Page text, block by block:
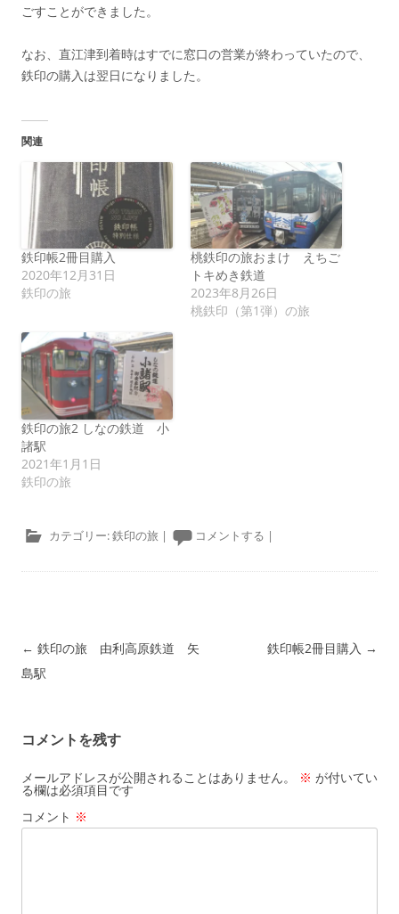
ごすことができました。
なお、直江津到着時はすでに窓口の営業が終わっていたので、
鉄印の購入は翌日になりました。
関連
鉄印帳2冊目購入
2020年12月31日
鉄印の旅
桃鉄印の旅おまけ えちご
トキめき鉄道
2023年8月26日
桃鉄印（第1弾）の旅
鉄印の旅2 しなの鉄道 小
諸駅
2021年1月1日
鉄印の旅
カテゴリー:鉄印の旅 | コメントする |
投稿ナビゲーション
← 鉄印の旅 由利高原鉄道 矢
島駅
鉄印帳2冊目購入 →
コメントを残す
メールアドレスが公開されることはありません。 ※ が付いてい
る欄は必須項目です
コメント ※